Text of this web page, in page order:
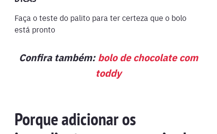
Faça o teste do palito para ter certeza que o bolo
está pronto
Confira também:bolo de chocolate com
toddy
Porque adicionar os